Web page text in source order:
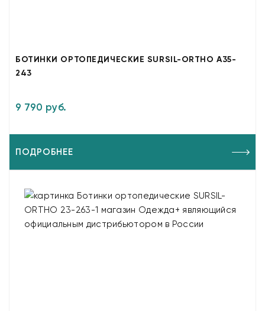
БОТИНКИ ОРТОПЕДИЧЕСКИЕ SURSIL-ORTHO A35-
243
9 790 руб.
ПОДРОБНЕЕ